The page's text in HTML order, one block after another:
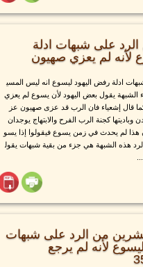
الرد على شبهات ادلة
لأنه لم يعزي صهيون
ادلة رفض اليهود ليسوع انه ليس المسي
الشبهة يقول بعض اليهود لأن يسوع لم يعزي
قال إشعياء فان الرب قد عزى صهيون عز
كجنة الرب الفرح والابتهاج يوجدان
هذا لم يحدث في زمن يسوع فيقولوا إذا يسو
هذه الشبهة هي جزء من بقية شبهات يقول
من الرد على شبهات
لأنه لم يرجع